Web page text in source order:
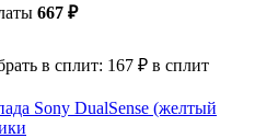
667 ₽
в сплит: 167 ₽ в сплит
Sony DualSense (желтый